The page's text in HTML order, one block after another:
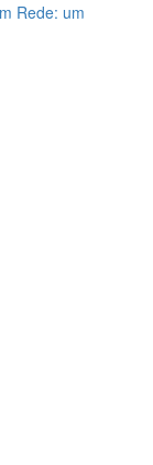
Rede: um